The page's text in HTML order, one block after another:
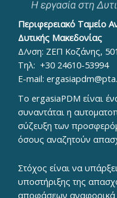
Περιφερειακό Ταμείο
Δυτικής Μακεδονίας
Δ/νση: ΖΕΠ Κοζάνης,
Τηλ: +30 24610-53994
E-mail:
To ergasiaPDM είναι
συναντάται η
σύζευξη των
όσους αναζητούν
Στόχος είναι να
υποστήριξης της
αποφάσεων αναφορικά